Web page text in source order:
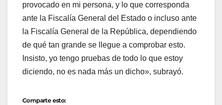
provocado en mi persona, y lo que corresponda
ante la Fiscalía General del Estado o incluso ante
la Fiscalía General de la República, dependiendo
de qué tan grande se llegue a comprobar esto.
Insisto, yo tengo pruebas de todo lo que estoy
diciendo, no es nada más un dicho», subrayó.
Comparte esto: